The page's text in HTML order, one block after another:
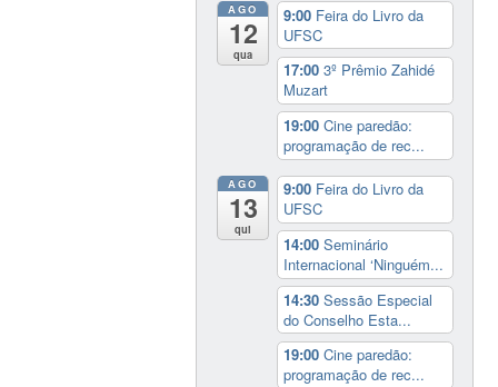
AGO
12
qua
9:00 Feira do Livro da
UFSC
17:003º Prêmio Zahidé
Muzart
19:00Cine paredão:
programação de rec...
AGO
13
qui
9:00 Feira do Livro da
UFSC
14:00Seminário
Internacional ‘Ninguém...
14:30Sessão Especial
do Conselho Esta...
19:00Cine paredão:
programação de rec...